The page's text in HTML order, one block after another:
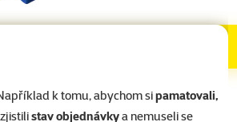
k tomu, abychom sipamatovali,
stav objednávkya nemuseli se